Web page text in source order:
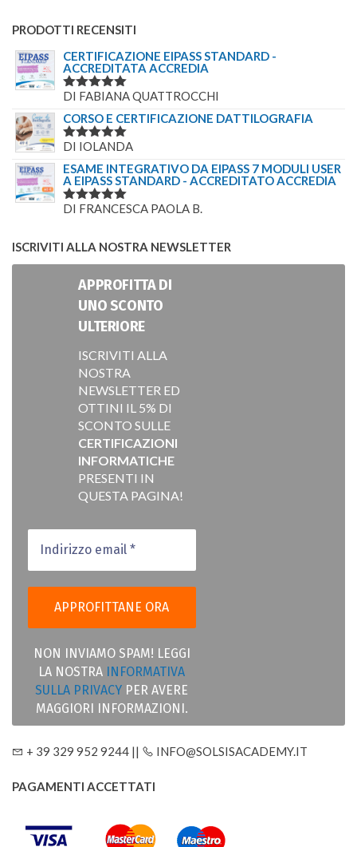
PRODOTTI RECENSITI
CERTIFICAZIONE EIPASS STANDARD -
ACCREDITATA ACCREDIA
VALUTATO
DI FABIANA QUATTROCCHI
CORSO E CERTIFICAZIONE DATTILOGRAFIA
VALUTATO
DI IOLANDA
ESAME INTEGRATIVO DA EIPASS 7 MODULI USER
A EIPASS STANDARD - ACCREDITATO ACCREDIA
VALUTATO
DI FRANCESCA PAOLA B.
ISCRIVITI ALLA NOSTRA NEWSLETTER
APPROFITTA DI
UNO SCONTO
ULTERIORE
ISCRIVITI ALLA
NOSTRA
NEWSLETTER ED
OTTINI IL 5% DI
SCONTO SULLE
CERTIFICAZIONI
INFORMATICHE
PRESENTI IN
QUESTA PAGINA!
NON INVIAMO SPAM! LEGGI
LA NOSTRA
INFORMATIVA
SULLA PRIVACY PER AVERE
MAGGIORI INFORMAZIONI.
+ 39 329 952 9244 || INFO@SOLSISACADEMY.IT
PAGAMENTI ACCETTATI